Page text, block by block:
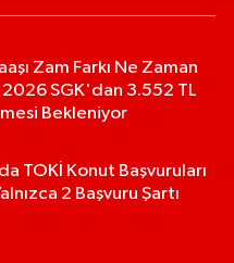
Zam Farkı Ne Zaman
SGK'dan 3.552 TL
Bekleniyor
TOKİ Konut Başvuruları
2 Başvuru Şartı